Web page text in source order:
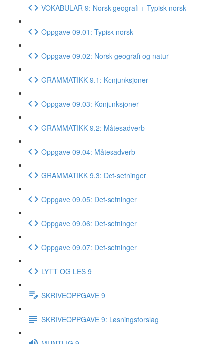
VOKABULAR 9: Norsk geografi + Typisk norsk
Oppgave 09.01: Typisk norsk
Oppgave 09.02: Norsk geografi og natur
GRAMMATIKK 9.1: Konjunksjoner
Oppgave 09.03: Konjunksjoner
GRAMMATIKK 9.2: Måtesadverb
Oppgave 09.04: Måtesadverb
GRAMMATIKK 9.3: Det-setninger
Oppgave 09.05: Det-setninger
Oppgave 09.06: Det-setninger
Oppgave 09.07: Det-setninger
LYTT OG LES 9
SKRIVEOPPGAVE 9
SKRIVEOPPGAVE 9: Løsningsforslag